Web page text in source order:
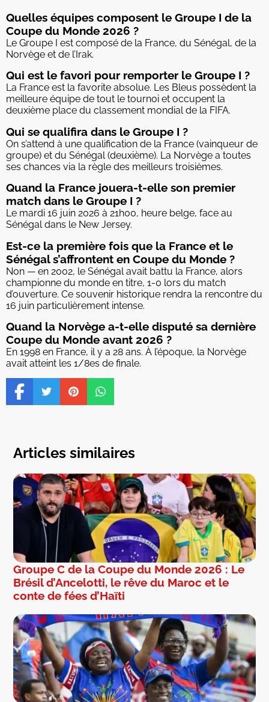
Quelles équipes composent le Groupe I de la
Coupe du Monde 2026 ?
Le Groupe I est composé de la France, du Sénégal, de la
Norvège et de l’Irak.
Qui est le favori pour remporter le Groupe I ?
La France est la favorite absolue. Les Bleus possèdent la
meilleure équipe de tout le tournoi et occupent la
deuxième place du classement mondial de la FIFA.
Qui se qualifira dans le Groupe I ?
On s’attend à une qualification de la France (vainqueur de
groupe) et du Sénégal (deuxième). La Norvège a toutes
ses chances via la règle des meilleurs troisièmes.
Quand la France jouera-t-elle son premier
match dans le Groupe I ?
Le mardi 16 juin 2026 à 21h00, heure belge, face au
Sénégal dans le New Jersey.
Est-ce la première fois que la France et le
Sénégal s’affrontent en Coupe du Monde ?
Non — en 2002, le Sénégal avait battu la France, alors
championne du monde en titre, 1-0 lors du match
d’ouverture. Ce souvenir historique rendra la rencontre du
16 juin particulièrement intense.
Quand la Norvège a-t-elle disputé sa dernière
Coupe du Monde avant 2026 ?
En 1998 en France, il y a 28 ans. À l’époque, la Norvège
avait atteint les 1/8es de finale.
Articles similaires
Groupe C de la Coupe du Monde 2026 : Le
Brésil d’Ancelotti, le rêve du Maroc et le
conte de fées d’Haïti